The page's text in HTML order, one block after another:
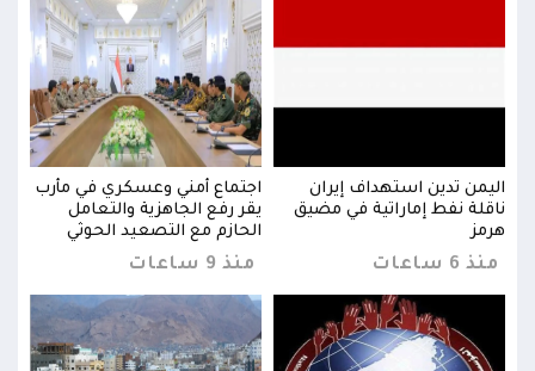
اليمن تدين استهداف إيران
ناقلة نفط إماراتية في مضيق
هرمز
منذ 6 ساعات
اجتماع أمني وعسكري في مأرب
يقر رفع الجاهزية والتعامل
الحازم مع التصعيد الحوثي
منذ 9 ساعات